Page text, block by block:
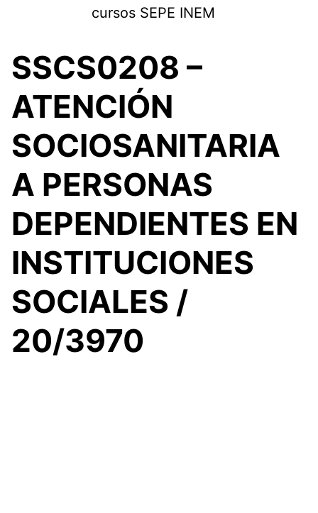
cursos SEPE INEM
SSCS0208 –
ATENCIÓN
SOCIOSANITARIA
A PERSONAS
DEPENDIENTES EN
INSTITUCIONES
SOCIALES /
20/3970